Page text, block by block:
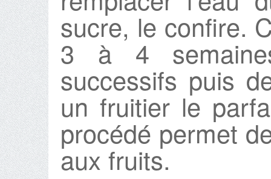
sucre, le confire.
3 à 4
successifs puis
un fruitier le
procédé permet
aux fruits.